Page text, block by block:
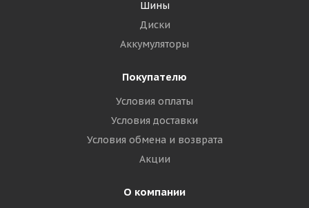
Шины
Диски
Аккумуляторы
Покупателю
Условия оплаты
Условия доставки
Условия обмена и возврата
Акции
О компании